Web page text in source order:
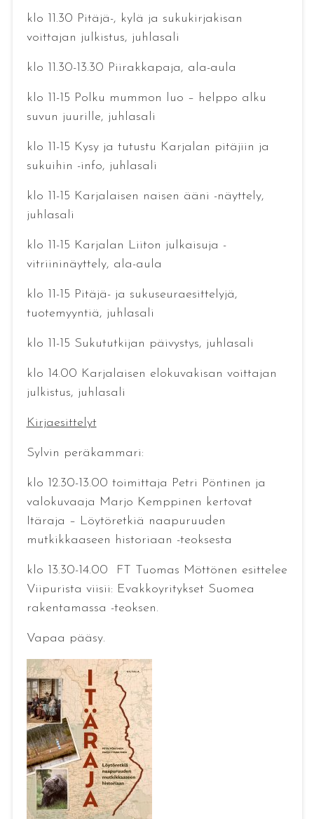
klo 11.30 Pitäjä-, kylä ja sukukirjakisan
voittajan julkistus, juhlasali
klo 11.30-13.30 Piirakkapaja, ala-aula
klo 11-15 Polku mummon luo – helppo alku
suvun juurille, juhlasali
klo 11-15 Kysy ja tutustu Karjalan pitäjiin ja
sukuihin -info, juhlasali
klo 11-15 Karjalaisen naisen ääni -näyttely,
juhlasali
klo 11-15 Karjalan Liiton julkaisuja -
vitriininäyttely, ala-aula
klo 11-15 Pitäjä- ja sukuseuraesittelyjä,
tuotemyyntiä, juhlasali
klo 11-15 Sukututkijan päivystys, juhlasali
klo 14.00 Karjalaisen elokuvakisan voittajan
julkistus, juhlasali
Kirjaesittelyt
Sylvin peräkammari:
klo 12.30-13.00 toimittaja Petri Pöntinen ja
valokuvaaja Marjo Kemppinen kertovat
Itäraja – Löytöretkiä naapuruuden
mutkikkaaseen historiaan -teoksesta
klo 13.30-14.00 FT Tuomas Möttönen esittelee
Viipurista viisii: Evakkoyritykset Suomea
rakentamassa -teoksen.
Vapaa pääsy.